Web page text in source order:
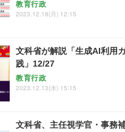
教育行政
2023.12.18(月) 12:15
文科省が解説「生成AI利用
践」12/27
教育行政
2023.12.13(水) 15:15
文科省、主任視学官・事務